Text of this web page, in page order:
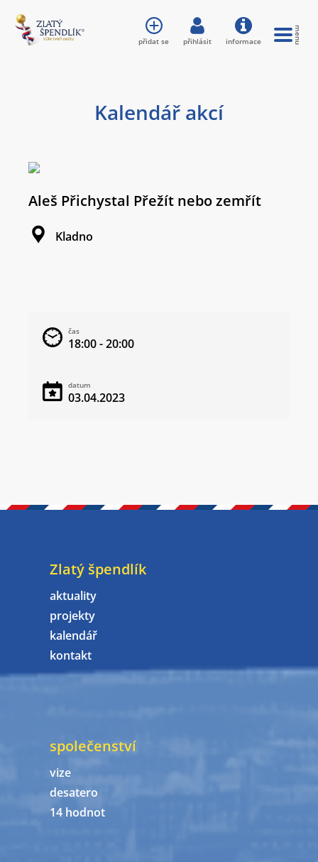
Kalendář akcí
Aleš Přichystal Přežít nebo zemřít
Kladno
čas
18:00 - 20:00
datum
03.04.2023
přidat se přihlásit informace
Zlatý špendlík
aktuality
projekty
kalendář
kontakt
společenství
vize
desatero
14 hodnot